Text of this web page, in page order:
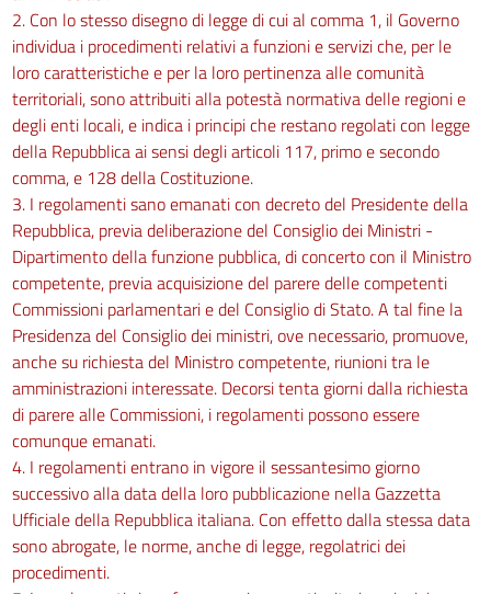
2. Con lo stesso disegno di legge di cui al comma 1, il Governo
individua i procedimenti relativi a funzioni e servizi che, per le
loro caratteristiche e per la loro pertinenza alle comunità
territoriali, sono attribuiti alla potestà normativa delle regioni e
degli enti locali, e indica i principi che restano regolati con legge
della Repubblica ai sensi degli articoli 117, primo e secondo
comma, e 128 della Costituzione.
3. I regolamenti sano emanati con decreto del Presidente della
Repubblica, previa deliberazione del Consiglio dei Ministri -
Dipartimento della funzione pubblica, di concerto con il Ministro
competente, previa acquisizione del parere delle competenti
Commissioni parlamentari e del Consiglio di Stato. A tal fine la
Presidenza del Consiglio dei ministri, ove necessario, promuove,
anche su richiesta del Ministro competente, riunioni tra le
amministrazioni interessate. Decorsi tenta giorni dalla richiesta
di parere alle Commissioni, i regolamenti possono essere
comunque emanati.
4. I regolamenti entrano in vigore il sessantesimo giorno
successivo alla data della loro pubblicazione nella Gazzetta
Ufficiale della Repubblica italiana. Con effetto dalla stessa data
sono abrogate, le norme, anche di legge, regolatrici dei
procedimenti.